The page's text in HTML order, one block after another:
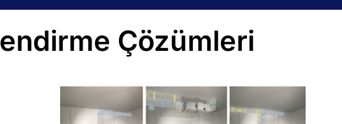
Çözümleri